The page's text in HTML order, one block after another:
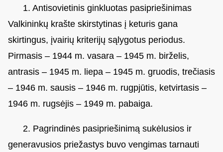
1. Antisovietinis ginkluotas pasipriešinimas
Valkininkų krašte skirstytinas į keturis gana
skirtingus, įvairių kriterijų sąlygotus periodus.
Pirmasis – 1944 m. vasara – 1945 m. birželis,
antrasis – 1945 m. liepa – 1945 m. gruodis, trečiasis
– 1946 m. sausis – 1946 m. rugpjūtis, ketvirtasis –
1946 m. rugsėjis – 1949 m. pabaiga.
2. Pagrindinės pasipriešinimą sukėlusios ir
generavusios priežastys buvo vengimas tarnauti